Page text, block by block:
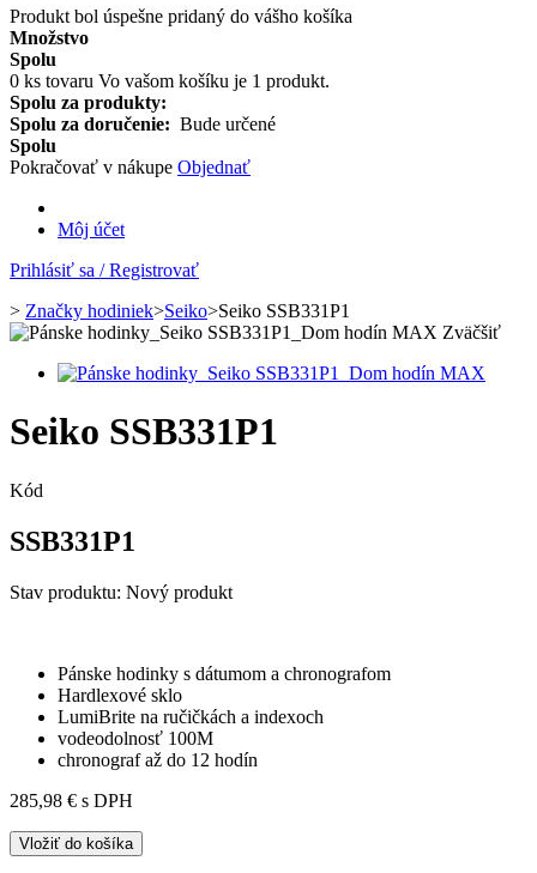
Produkt bol úspešne pridaný do vášho košíka
Množstvo
Spolu
0 ks tovaru Vo vašom košíku je 1 produkt.
Spolu za produkty:
Spolu za doručenie: Bude určené
Spolu
Pokračovať v nákupe Objednať
Môj účet
Prihlásiť sa / Registrovať
> Značky hodiniek>Seiko>Seiko SSB331P1
Zväčšiť
Seiko SSB331P1
Kód
SSB331P1
Stav produktu: Nový produkt
Pánske hodinky s dátumom a chronografom
Hardlexové sklo
LumiBrite na ručičkách a indexoch
vodeodolnosť 100M
chronograf až do 12 hodín
285,98 € s DPH
Vložiť do košíka